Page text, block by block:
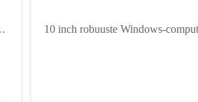
10 inch robuuste Windows-